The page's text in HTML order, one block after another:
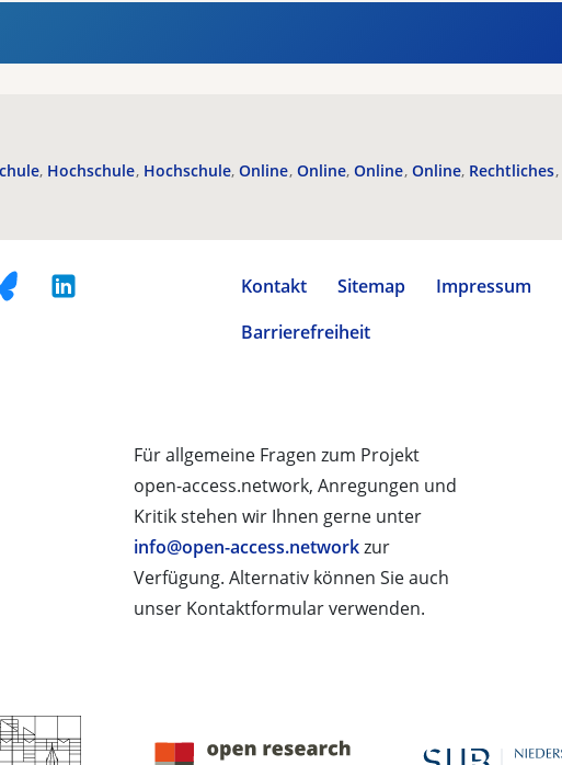
Hochschule Hochschule Online Online Online Online Rechtliches
Kontakt Sitemap Impressum
Barrierefreiheit
Für allgemeine Fragen zum Projekt
open-access.network, Anregungen und
Kritik stehen wir Ihnen gerne unter
info@open-access.networkzur
Verfügung. Alternativ können Sie auch
unser Kontaktformular verwenden.